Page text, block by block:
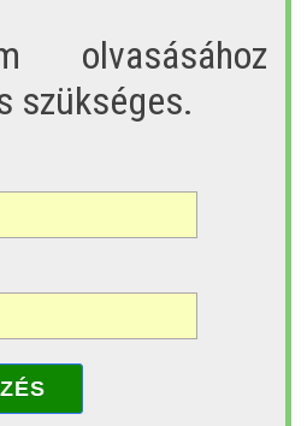
olvasásához
szükséges.